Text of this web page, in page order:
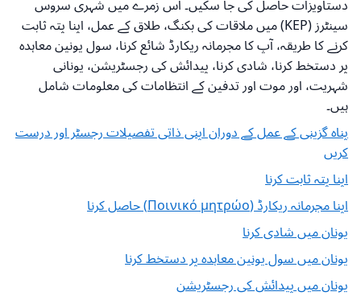
دستاویزات حاصل کی جا سکیں۔ اس زمرے میں شہری سروس
سینٹرز (KEP) میں ملاقات کی بکنگ، طلاق کے عمل، اپنا پتہ ثابت
کرنے کا طریقہ، آپ کا مجرمانہ ریکارڈ شائع کرنا، سول یونین معاہدہ
پر دستخط کرنا، شادی کرنا، پیدائش کی رجسٹریشن، یونانی
شہریت، اور موت اور تدفین کے انتظامات کی معلومات شامل
ہیں۔
پناہ گزینی کے عمل کے دوران اپنی ذاتی تفصیلات رجسٹر اور درست
کریں
اپنا پتہ ثابت کرنا
اپنا مجرمانہ ریکارڈ (Ποινικό μητρώο) حاصل کرنا
یونان میں شادی کرنا
یونان میں سول یونین معاہدہ پر دستخط کرنا
یونان میں پیدائش کی رجسٹریشن